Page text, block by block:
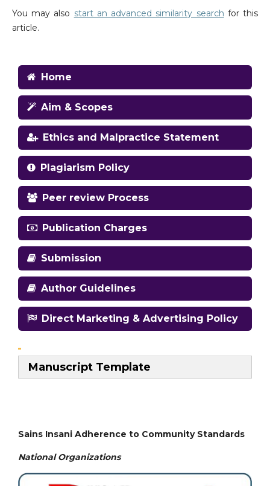
You may also start an advanced similarity search for this
article.
Home
Aim & Scopes
Ethics and Malpractice Statement
Plagiarism Policy
Peer review Process
Publication Charges
Submission
Author Guidelines
Direct Marketing & Advertising Policy
Manuscript Template
Sains Insani Adherence to Community Standards
National Organizations